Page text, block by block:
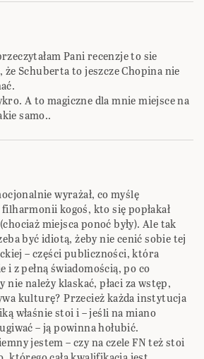
Pani recenzje to sie
że Schuberta to jeszcze Chopina nie
A to magiczne dla mnie miejsce na
samo..
wyrażał, co myślę
kogoś, kto się popłakał
miejsca ponoć były). Ale tak
być idiotą, żeby nie cenić sobie tej
– części publiczności, która
z pełną świadomością, po co
należy klaskać, płaci za wstęp,
kulturę? Przecież każda instytucja
właśnie stoi i – jeśli na miano
– ją powinna hołubić.
jestem – czy na czele FN też stoi